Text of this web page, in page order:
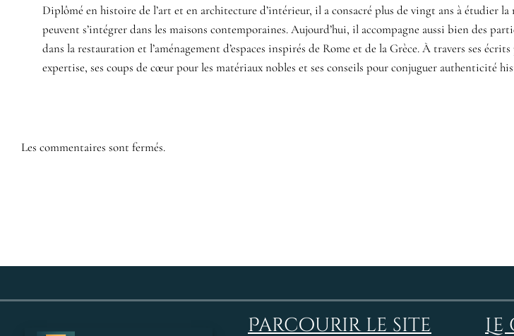
Diplômé en histoire de l’art et en architecture d’intérieur, il a consacré plus de vingt ans à étudier la
peuvent s’intégrer dans les maisons contemporaines. Aujourd’hui, il accompagne aussi bien des
dans la restauration et l’aménagement d’espaces inspirés de Rome et de la Grèce. À travers ses
expertise, ses coups de cœur pour les matériaux nobles et ses conseils pour conjuguer authenticité
Les commentaires sont fermés.
Parcourir le site